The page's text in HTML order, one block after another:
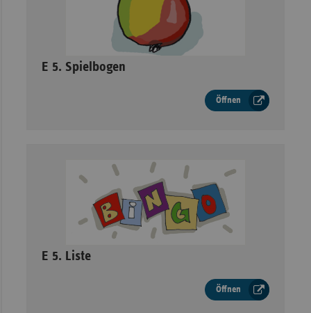
–E 5. Spielbogen
Öffnen
–
E 5. Liste
Öffnen